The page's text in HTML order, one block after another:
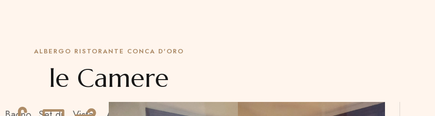
ALBERGO RISTORANTE CONCA D'ORO
le Camere